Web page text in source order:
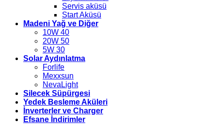
Servis aküsü
Start Aküsü
Madeni Yağ ve Diğer
10W 40
20W 50
5W 30
Solar Aydınlatma
Forlife
Mexxsun
NevaLight
Silecek Süpürgesi
Yedek Besleme Aküleri
İnverterler ve Charger
Efsane İndirimler